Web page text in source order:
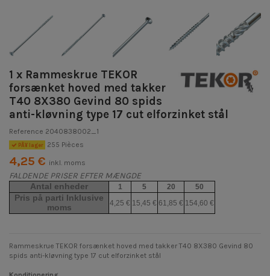
1 x Rammeskrue TEKOR
forsænket hoved med takker
T40 8X380 Gevind 80 spids
anti-kløvning type 17 cut elforzinket stål
Reference 2040838002_1
PÃ¥ lager 255 Pièces
4,25 € inkl. moms
FALDENDE PRISER EFTER MÆNGDE
Antal enheder 1 5 20 50
Pris på parti Inklusive
moms
4,25 € 15,45 € 61,85 € 154,60 €
Rammeskrue TEKOR forsænket hoved med takker T40 8X380 Gevind 80
spids anti-kløvning type 17 cut elforzinket stål